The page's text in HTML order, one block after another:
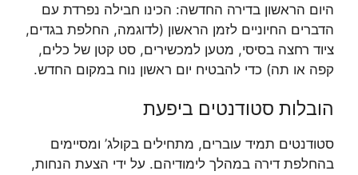
היום הראשון בדירה החדשה: הכינו חבילה נפרדת עם
הדברים החיוניים לזמן הראשון (לדוגמה, החלפת בגדים,
ציוד רחצה בסיסי, מטען למכשירים, סט קטן של כלים,
קפה או תה) כדי להבטיח יום ראשון נוח במקום החדש.
הובלות סטודנטים ביפעת
סטודנטים תמיד עוברים, מתחילים בקולג’ ומסיימים
בהחלפת דירה במהלך לימודיהם. על ידי הצעת הנחות,